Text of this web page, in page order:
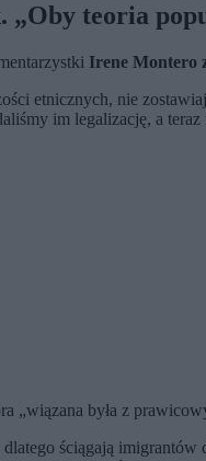
„Oby teoria
Irene Montero
etnicznych, nie
im legalizację, a
„wiązana była z
ściągają